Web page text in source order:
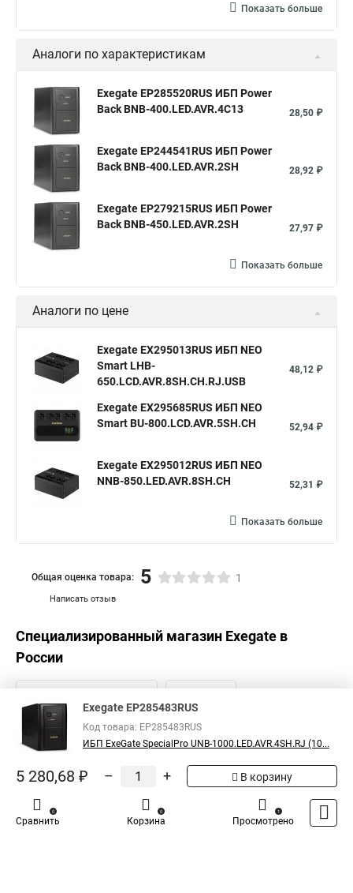
Показать больше
Аналоги по характеристикам
Exegate EP285520RUS ИБП Power
Back BNB-400.LED.AVR.4C13
28,50 ₽
Exegate EP244541RUS ИБП Power
Back BNB-400.LED.AVR.2SH
28,92 ₽
Exegate EP279215RUS ИБП Power
Back BNB-450.LED.AVR.2SH
27,97 ₽
Показать больше
Аналоги по цене
Exegate EX295013RUS ИБП NEO
Smart LHB-
650.LCD.AVR.8SH.CH.RJ.USB
48,12 ₽
Exegate EX295685RUS ИБП NEO
Smart BU-800.LCD.AVR.5SH.CH
52,94 ₽
Exegate EX295012RUS ИБП NEO
NNB-850.LED.AVR.8SH.CH
52,31 ₽
Показать больше
Написать отзыв
Общая оценка товара: 5 1
Специализированный магазин Exegate в
России
Exegate EP285483RUS
Код товара: EP285483RUS
ИБП ExeGate SpecialPro UNB-1000.LED.AVR.4SH.RJ (10...
5 280,68 ₽ – + В корзину
Сравнить
0
Корзина
0
Просмотрено
1